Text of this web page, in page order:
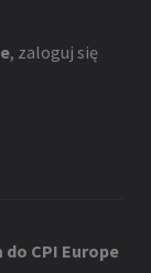
, zaloguj się
CPI Europe